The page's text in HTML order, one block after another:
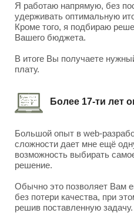
Я работаю напрямую, без
удерживать оптимальную
Кроме того, я подбираю
Вашего бюджета.
В итоге Вы получаете
плату.
Более 17-ти лет
Большой опыт в web-
сложности дает мне ещё
возможность выбирать
решение.
Обычно это позволяет Вам
без потери качества, при
решив поставленную задачу.